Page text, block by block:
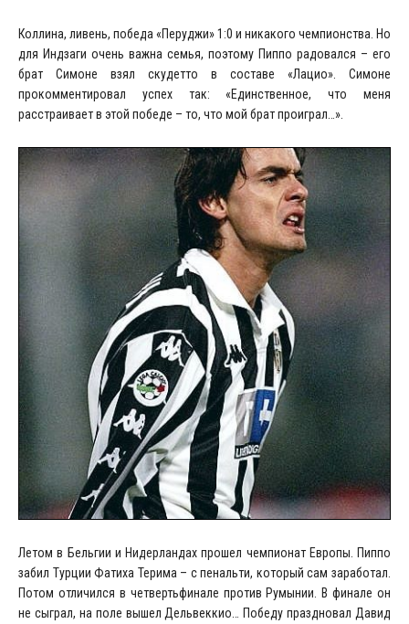
Коллина, ливень, победа «Перуджи» 1:0 и никакого чемпионства. Но
для Индзаги очень важна семья, поэтому Пиппо радовался – его
брат Симоне взял скудетто в составе «Лацио». Симоне
прокомментировал успех так: «Единственное, что меня
расстраивает в этой победе – то, что мой брат проиграл…».
Летом в Бельгии и Нидерландах прошел чемпионат Европы. Пиппо
забил Турции Фатиха Терима – с пенальти, который сам заработал.
Потом отличился в четвертьфинале против Румынии. В финале он
не сыграл, на поле вышел Дельвеккио… Победу праздновал Давид